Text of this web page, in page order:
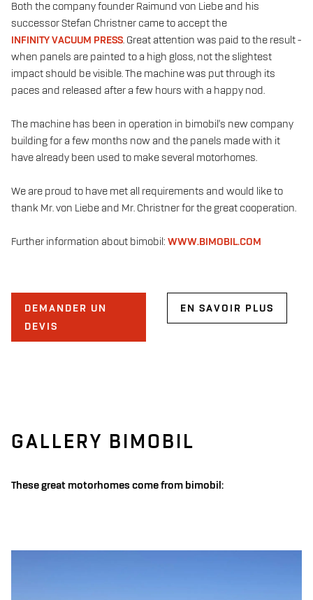
Both the company founder Raimund von Liebe and his
successor Stefan Christner came to accept the
INFINITY VACUUM PRESS. Great attention was paid to the result -
when panels are painted to a high gloss, not the slightest
impact should be visible. The machine was put through its
paces and released after a few hours with a happy nod.
The machine has been in operation in bimobil's new company
building for a few months now and the panels made with it
have already been used to make several motorhomes.
We are proud to have met all requirements and would like to
thank Mr. von Liebe and Mr. Christner for the great cooperation.
Further information about bimobil: WWW.BIMOBIL.COM
DEMANDER UN
DEVIS
EN SAVOIR PLUS
GALLERY BIMOBIL
These great motorhomes come from bimobil: